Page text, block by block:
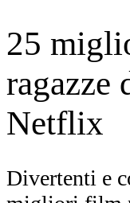
Netflix per un
le amiche.
By Chiara
Facebook